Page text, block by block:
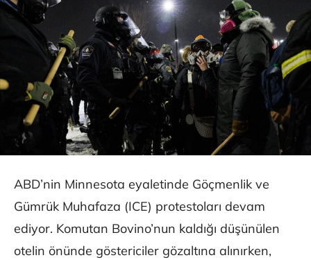
ABD’nin Minnesota eyaletinde Göçmenlik ve
Gümrük Muhafaza (ICE) protestoları devam
ediyor. Komutan Bovino’nun kaldığı düşünülen
otelin önünde göstericiler gözaltına alınırken,